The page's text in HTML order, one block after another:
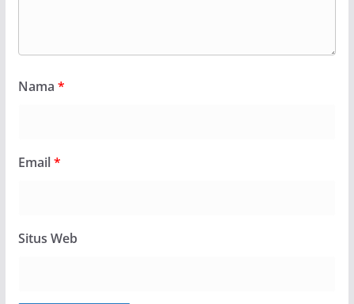
Nama *
Email*
Situs Web